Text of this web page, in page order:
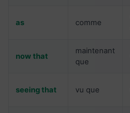
as comme
now that
maintenant
que
seeing that vu que